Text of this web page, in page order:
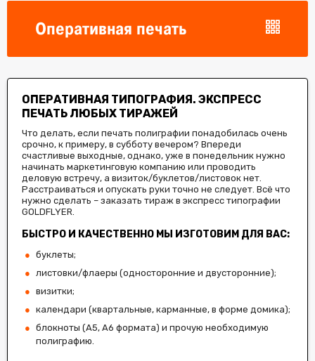
Оперативная печать
ОПЕРАТИВНАЯ ТИПОГРАФИЯ. ЭКСПРЕСС
ПЕЧАТЬ ЛЮБЫХ ТИРАЖЕЙ
Что делать, если печать полиграфии понадобилась очень
срочно, к примеру, в субботу вечером? Впереди
счастливые выходные, однако, уже в понедельник нужно
начинать маркетинговую компанию или проводить
деловую встречу, а визиток/буклетов/листовок нет.
Расстраиваться и опускать руки точно не следует. Всё что
нужно сделать – заказать тираж в экспресс типографии
GOLDFLYER.
БЫСТРО И КАЧЕСТВЕННО МЫ ИЗГОТОВИМ ДЛЯ ВАС:
буклеты;
листовки/флаеры (односторонние и двусторонние);
визитки;
календари (квартальные, карманные, в форме домика);
блокноты (А5, А6 формата) и прочую необходимую
полиграфию.